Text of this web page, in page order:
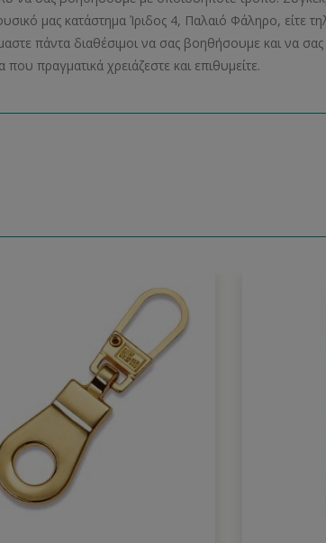
μας κατάστημα Ίριδος 4, Παλαιό Φάληρο, είτε
πάντα διαθέσιμοι να σας βοηθήσουμε και να
πραγματικά χρειάζεστε και επιθυμείτε.